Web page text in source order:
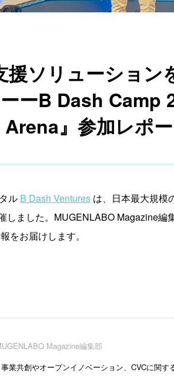
援ソリューショ
B Dash Camp
』参加レポー
ル B Dash Ventures は、日本最大規模
しました。MUGENLABO Magazine
をお届けします。
Magazine編集部
業共創やオープンイノベーション、CVCに関